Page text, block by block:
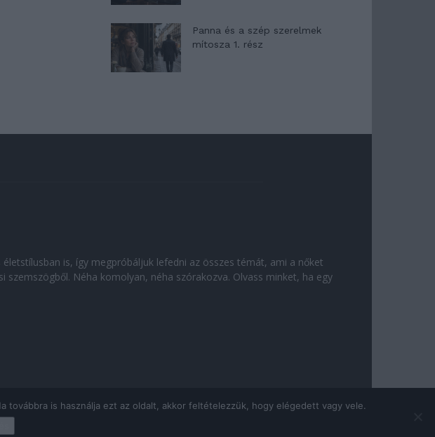
Panna és a szép szerelmek
mítosza 1. rész
is, így megpróbáljuk lefedni az összes témát, ami a nőket
szemszögből. Néha komolyan, néha szórakozva. Olvass minket, ha egy
is használja ezt az oldalt, akkor feltételezzük, hogy elégedett vagy vele.